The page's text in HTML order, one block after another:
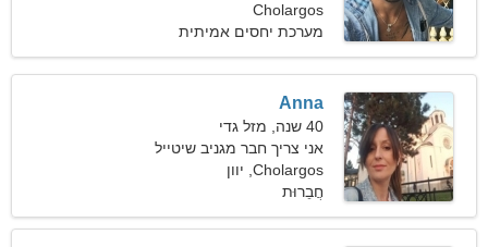
Cholargos
מערכת יחסים אמיתית
Anna
40 שנה, מזל גדי
אני צריך חבר מגניב שיטייל
ביחד
Cholargos, יוון
חֲבֵרוּת